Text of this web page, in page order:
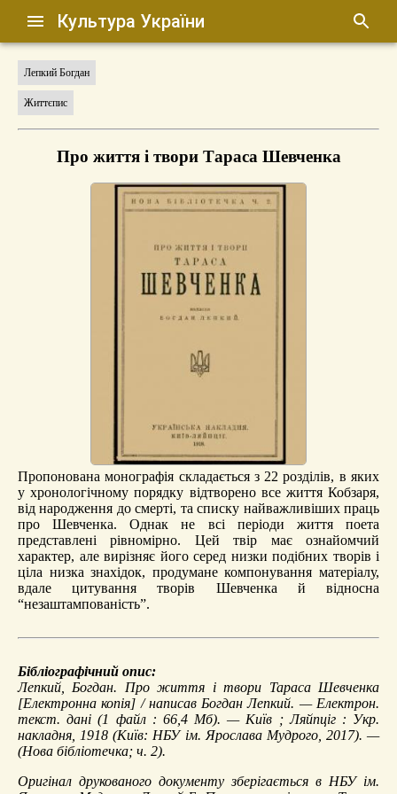
Культура України
Лепкий Богдан
Життєпис
Про життя і твори Тараса Шевченка
Пропонована монографія складається з 22 розділів, в яких
у хронологічному порядку відтворено все життя Кобзаря,
від народження до смерті, та списку найважливіших праць
про Шевченка. Однак не всі періоди життя поета
представлені рівномірно. Цей твір має ознайомчий
характер, але вирізняє його серед низки подібних творів і
ціла низка знахідок, продумане компонування матеріалу,
вдале цитування творів Шевченка й відносна
“незаштампованість”.
Бібліографічний опис:
Лепкий, Богдан. Про життя і твори Тараса Шевченка
[Електронна копія] / написав Богдан Лепкий. — Електрон.
текст. дані (1 файл : 66,4 Мб). — Київ ; Ляйпціг : Укр.
накладня, 1918 (Київ: НБУ ім. Ярослава Мудрого, 2017). —
(Нова бібліотечка; ч. 2).
Оригінал друкованого документу зберігається в НБУ ім.